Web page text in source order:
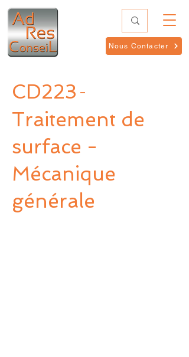
Nous Contacter
CD223 -
Traitement de
surface -
Mécanique
générale